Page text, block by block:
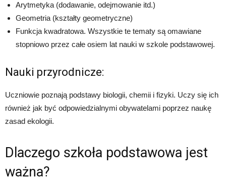
Arytmetyka (dodawanie, odejmowanie itd.)
Geometria (kształty geometryczne)
Funkcja kwadratowa. Wszystkie te tematy są omawiane
stopniowo przez całe osiem lat nauki w szkole podstawowej.
Nauki przyrodnicze:
Uczniowie poznają podstawy biologii, chemii i fizyki. Uczy się ich
również jak być odpowiedzialnymi obywatelami poprzez naukę
zasad ekologii.
Dlaczego szkoła podstawowa jest
ważna?